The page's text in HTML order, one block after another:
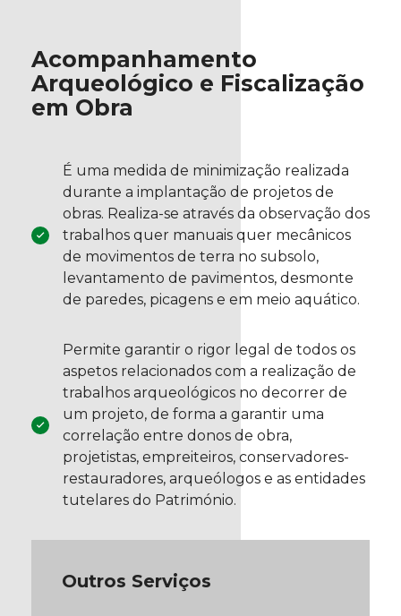
Acompanhamento
Arqueológico e Fiscalização
em Obra
É uma medida de minimização realizada
durante a implantação de projetos de
obras. Realiza-se através da observação dos
trabalhos quer manuais quer mecânicos
de movimentos de terra no subsolo,
levantamento de pavimentos, desmonte
de paredes, picagens e em meio aquático.
Permite garantir o rigor legal de todos os
aspetos relacionados com a realização de
trabalhos arqueológicos no decorrer de
um projeto, de forma a garantir uma
correlação entre donos de obra,
projetistas, empreiteiros, conservadores-
restauradores, arqueólogos e as entidades
tutelares do Património.
Outros Serviços